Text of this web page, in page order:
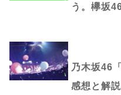
う。欅坂
乃木坂46
感想と解